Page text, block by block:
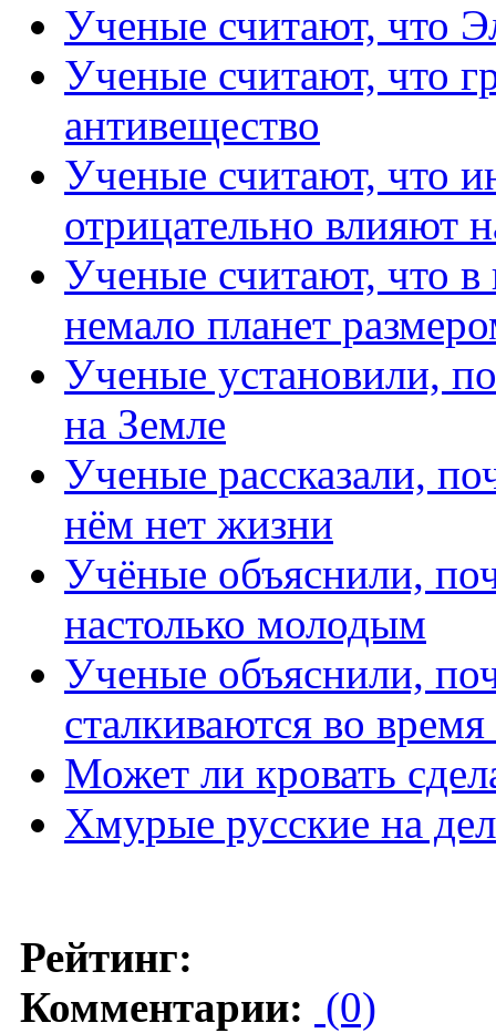
Ученые считают, что
Ученые считают, что
антивещество
Ученые считают, что
отрицательно влияют
Ученые считают, что в
немало планет
Ученые установили,
на Земле
Ученые рассказали,
нём нет жизни
Учёные объяснили,
настолько молодым
Ученые объяснили,
сталкиваются во
Может ли кровать
Хмурые русские на
Рейтинг:
Комментарии: (0)